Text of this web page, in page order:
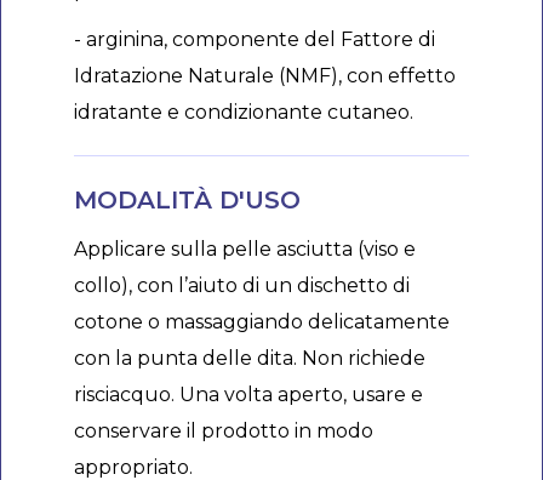
- arginina, componente del Fattore di
Idratazione Naturale (NMF), con effetto
idratante e condizionante cutaneo.
MODALITÀ D'USO
Applicare sulla pelle asciutta (viso e
collo), con l’aiuto di un dischetto di
cotone o massaggiando delicatamente
con la punta delle dita. Non richiede
risciacquo. Una volta aperto, usare e
conservare il prodotto in modo
appropriato.